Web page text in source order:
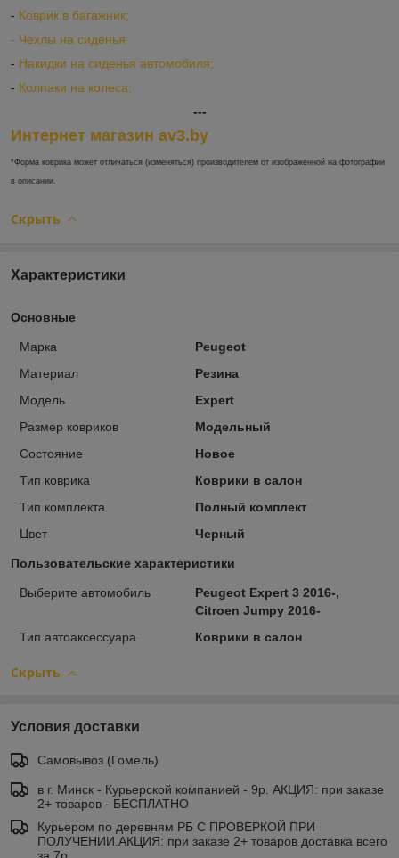
- Коврик в багажник;
- Чехлы на сиденья
- Накидки на сиденья автомобиля;
- Колпаки на колеса;
---
Интернет магазин av3.by
*Форма коврика может отличаться (изменяться) производителем от изображенной на фотографии
в описании.
Скрыть
Характеристики
Основные
Марка
Peugeot
Материал
Резина
Модель
Expert
Размер ковриков
Модельный
Состояние
Новое
Тип коврика
Коврики в салон
Тип комплекта
Полный комплект
Цвет
Черный
Пользовательские характеристики
Выберите автомобиль
Peugeot Expert 3 2016-,
Citroen Jumpy 2016-
Тип автоаксессуара
Коврики в салон
Скрыть
Условия доставки
Самовывоз (Гомель)
в г. Минск - Курьерской компанией - 9р. АКЦИЯ: при заказе
2+ товаров - БЕСПЛАТНО
Курьером по деревням РБ С ПРОВЕРКОЙ ПРИ
ПОЛУЧЕНИИ.АКЦИЯ: при заказе 2+ товаров доставка всего